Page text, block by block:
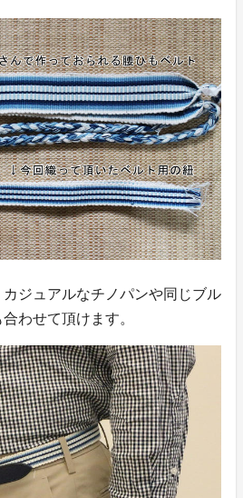
ジュアルなチノパンや同じブル
わせて頂けます。